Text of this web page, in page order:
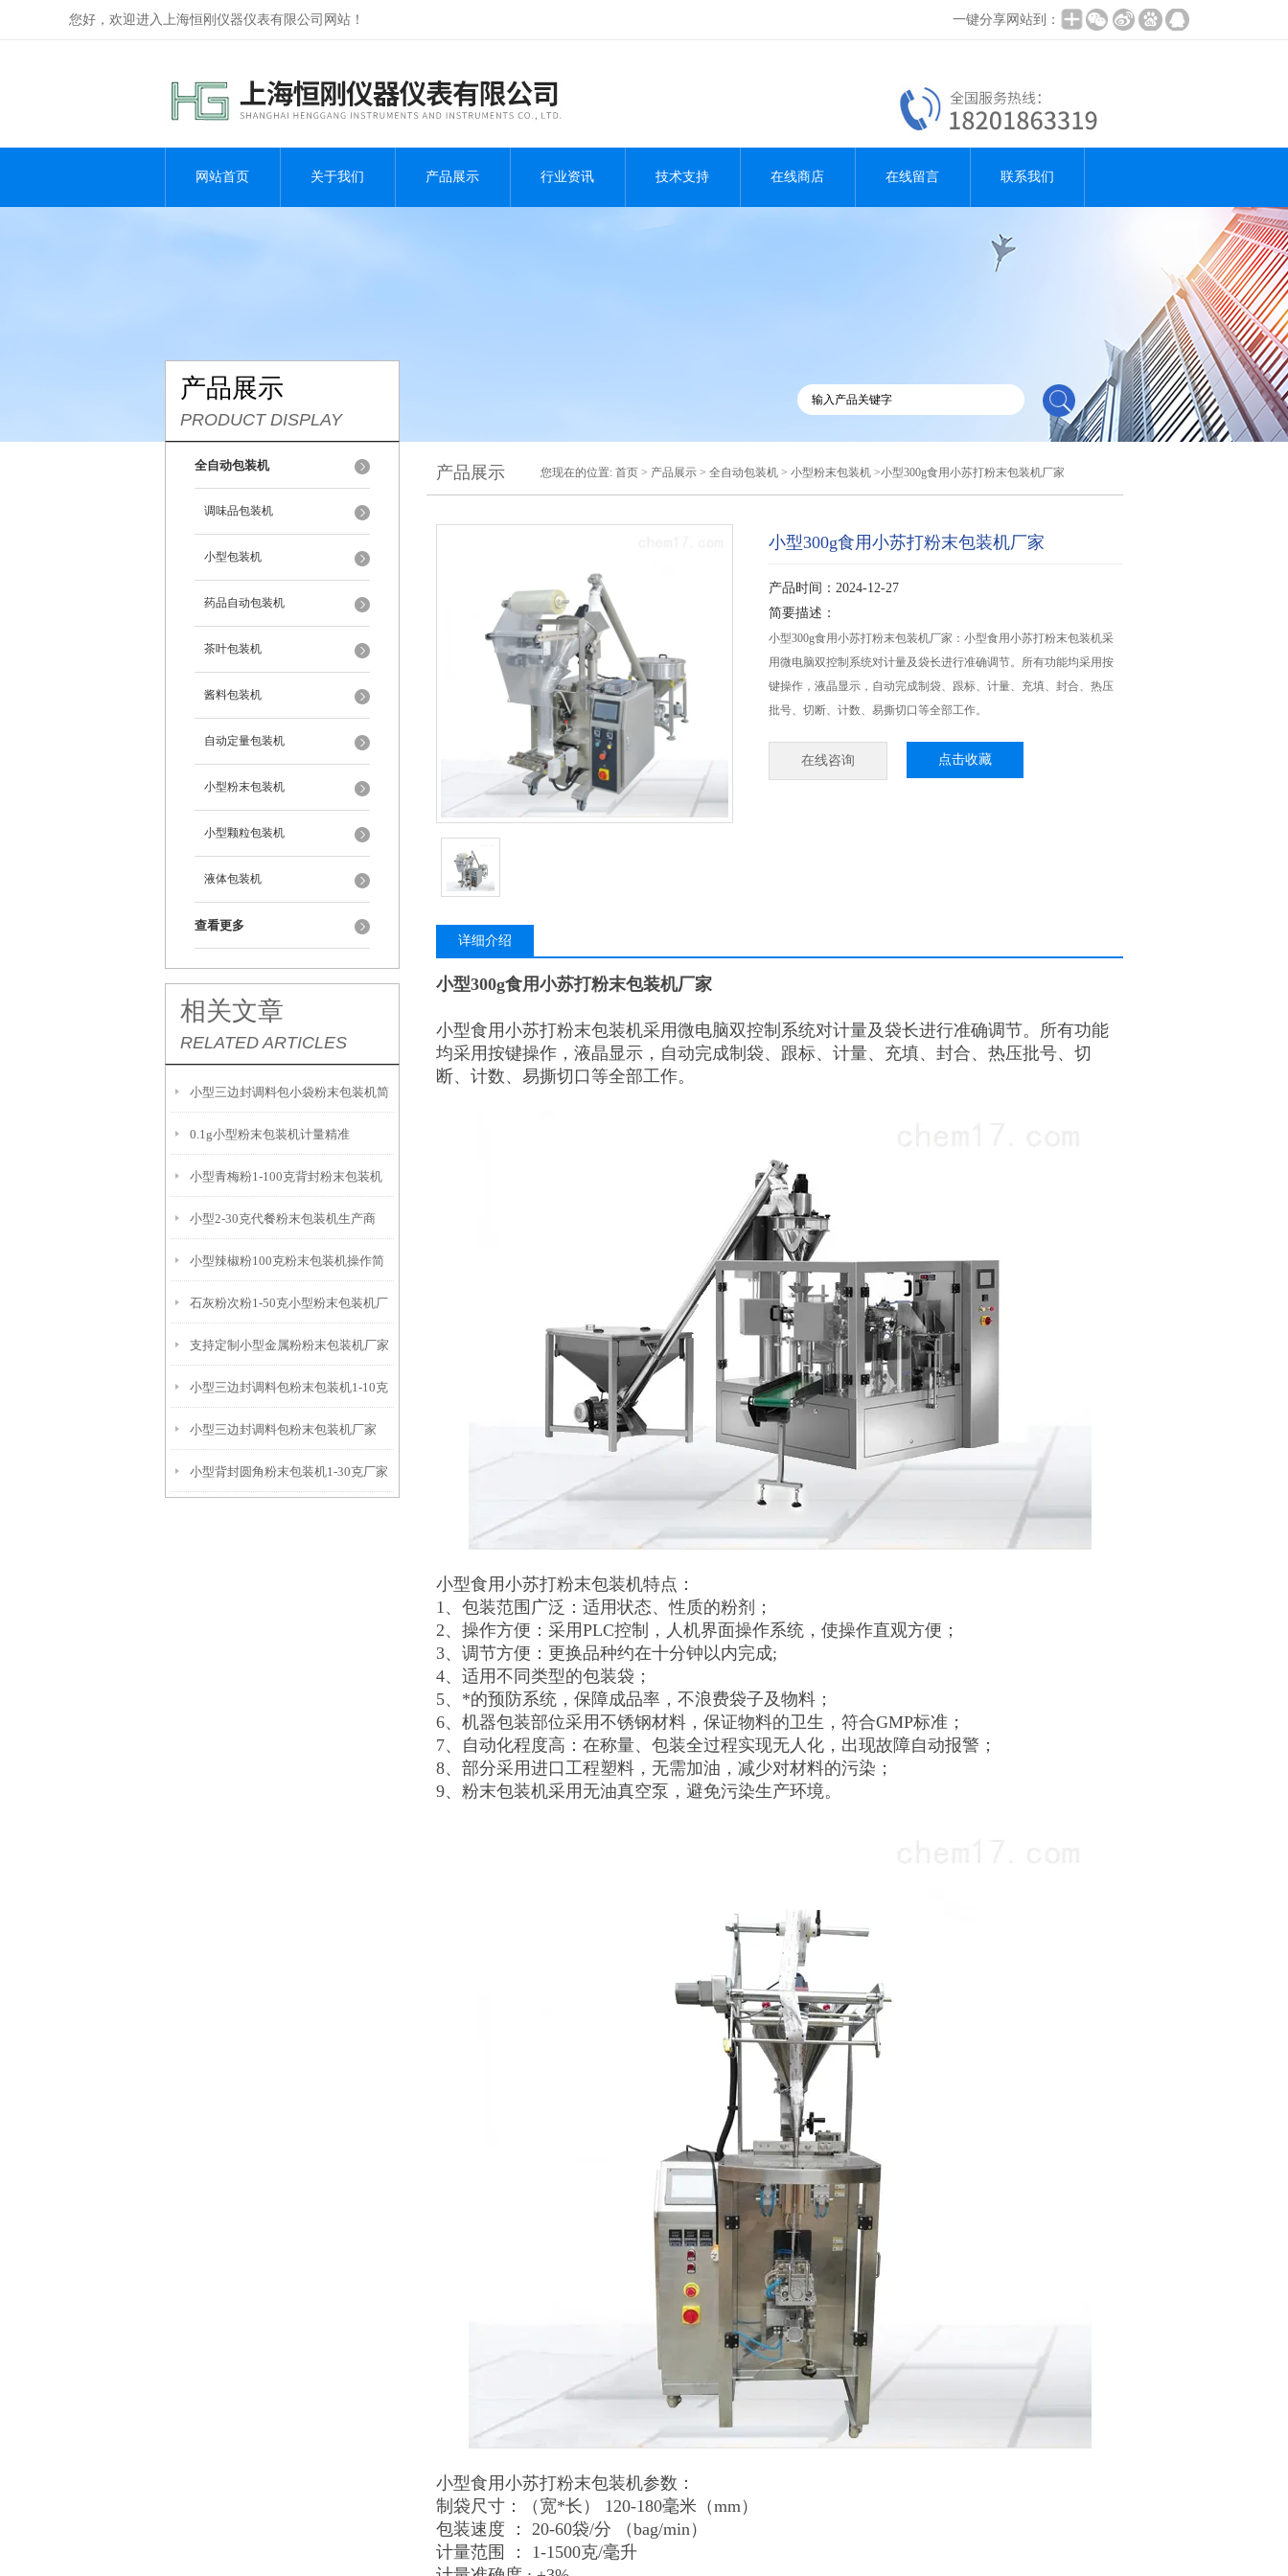
您好，欢迎进入上海恒刚仪器仪表有限公司网站！ 一键分享网站到：
网站首页 关于我们 产品展示 行业资讯 技术支持 在线商店 在线留言 联系我们
产品展示
PRODUCT DISPLAY
全自动包装机
调味品包装机
小型包装机
药品自动包装机
茶叶包装机
酱料包装机
自动定量包装机
小型粉末包装机
小型颗粒包装机
液体包装机
查看更多
相关文章
RELATED ARTICLES
小型三边封调料包小袋粉末包装机简
介
0.1g小型粉末包装机计量精准
小型青梅粉1-100克背封粉末包装机
小型2-30克代餐粉末包装机生产商
小型辣椒粉100克粉末包装机操作简
单
石灰粉次粉1-50克小型粉末包装机厂
家
支持定制小型金属粉粉末包装机厂家
小型三边封调料包粉末包装机1-10克
小型三边封调料包粉末包装机厂家
小型背封圆角粉末包装机1-30克厂家
产品展示 您现在的位置: 首页 > 产品展示 > 全自动包装机 > 小型粉末包装机 >小型300g食用小苏打粉末包装机厂家
小型300g食用小苏打粉末包装机厂家
产品时间：2024-12-27
简要描述：
小型300g食用小苏打粉末包装机厂家：小型食用小苏打粉末包装机​采
用微电脑双控制系统对计量及袋长进行准确调节。所有功能均采用按
键操作，液晶显示，自动完成制袋、跟标、计量、充填、封合、热压
批号、切断、计数、易撕切口等全部工作。
在线咨询 点击收藏
详细介绍
小型300g食用小苏打粉末包装机厂家
小型食用小苏打粉末包装机采用微电脑双控制系统对计量及袋长进行准确调节。所有功能
均采用按键操作，液晶显示，自动完成制袋、跟标、计量、充填、封合、热压批号、切
断、计数、易撕切口等全部工作。
小型食用小苏打粉末包装机特点：
1、包装范围广泛：适用状态、性质的粉剂；
2、操作方便：采用PLC控制，人机界面操作系统，使操作直观方便；
3、调节方便：更换品种约在十分钟以内完成;
4、适用不同类型的包装袋；
5、*的预防系统，保障成品率，不浪费袋子及物料；
6、机器包装部位采用不锈钢材料，保证物料的卫生，符合GMP标准；
7、自动化程度高：在称量、包装全过程实现无人化，出现故障自动报警；
8、部分采用进口工程塑料，无需加油，减少对材料的污染；
9、粉末包装机采用无油真空泵，避免污染生产环境。
小型食用小苏打粉末包装机参数：
制袋尺寸：（宽*长） 120-180毫米（mm）
包装速度 ： 20-60袋/分 （bag/min）
计量范围 ： 1-1500克/毫升